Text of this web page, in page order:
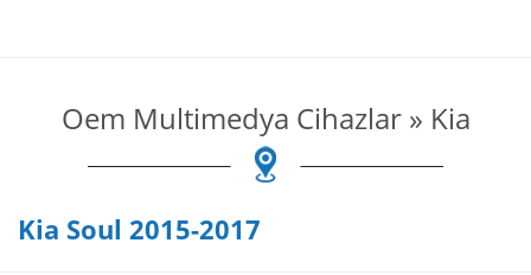
Oem Multimedya Cihazlar» Kia
Kia Soul 2015-2017